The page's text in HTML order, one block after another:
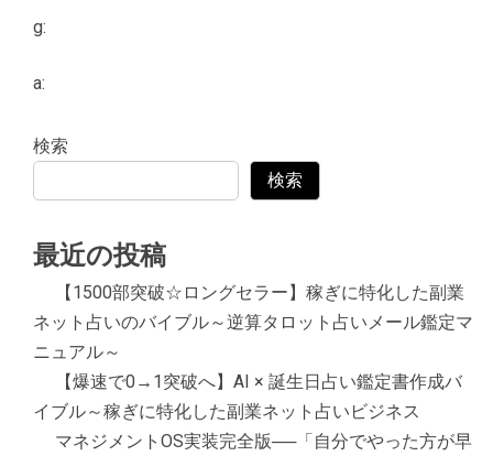
g:
a:
検索
検索
最近の投稿
【1500部突破☆ロングセラー】稼ぎに特化した副業
ネット占いのバイブル～逆算タロット占いメール鑑定マ
ニュアル～
【爆速で0→1突破へ】AI × 誕生日占い鑑定書作成バ
イブル～稼ぎに特化した副業ネット占いビジネス
マネジメントOS実装完全版──「自分でやった方が早